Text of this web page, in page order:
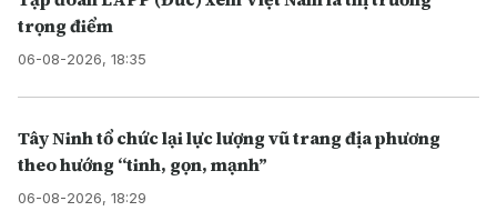
trọng điểm
06-08-2026, 18:35
Tây Ninh tổ chức lại lực lượng vũ trang địa phương
theo hướng “tinh, gọn, mạnh”
06-08-2026, 18:29